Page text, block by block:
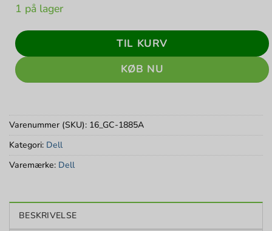
1 på lager
TIL KURV
KØB NU
Varenummer (SKU): 16_GC-1885A
Kategori: Dell
Varemærke: Dell
BESKRIVELSE